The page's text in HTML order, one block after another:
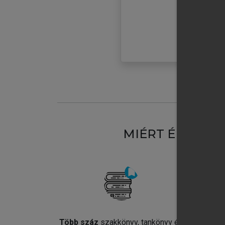
MIÉRT
Több száz szakkönyv, tankönyv és